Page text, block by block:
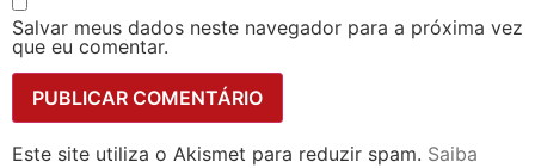
Salvar meus dados neste navegador para a próxima vez
que eu comentar.
Este site utiliza o Akismet para reduzir spam. Saiba